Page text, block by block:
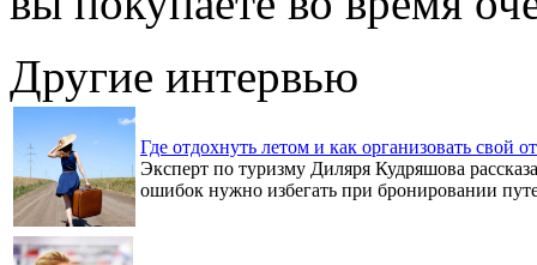
Другие интервью
Где отдохнуть летом и как организовать свой
Эксперт по туризму Диляря Кудряшова
ошибок нужно избегать при бронировании